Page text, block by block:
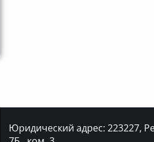
Юридический адрес: 223227,